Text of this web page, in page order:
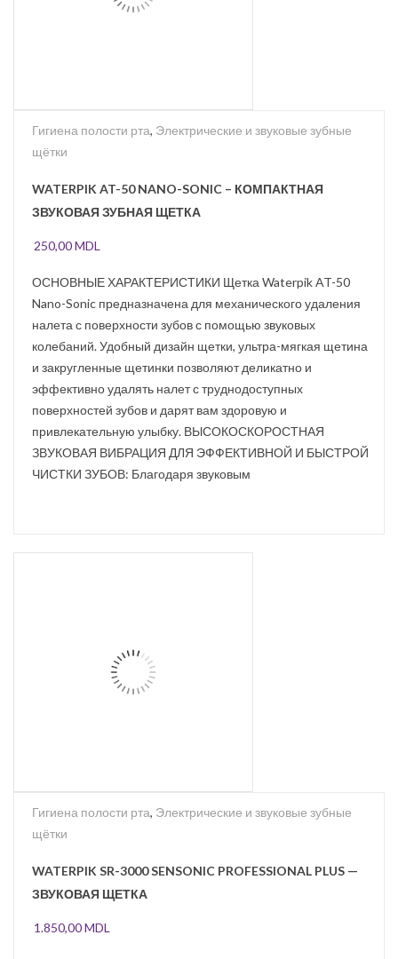
Гигиена полости рта, Электрические и звуковые зубные
щётки
WATERPIK AT-50 NANO-SONIC – КОМПАКТНАЯ
ЗВУКОВАЯ ЗУБНАЯ ЩЕТКА
250,00MDL
ОСНОВНЫЕ ХАРАКТЕРИСТИКИ Щетка Waterpik AT-50
Nano-Sonic предназначена для механического удаления
налета с поверхности зубов с помощью звуковых
колебаний. Удобный дизайн щетки, ультра-мягкая щетина
и закругленные щетинки позволяют деликатно и
эффективно удалять налет с труднодоступных
поверхностей зубов и дарят вам здоровую и
привлекательную улыбку. ВЫСОКОСКОРОСТНАЯ
ЗВУКОВАЯ ВИБРАЦИЯ ДЛЯ ЭФФЕКТИВНОЙ И БЫСТРОЙ
ЧИСТКИ ЗУБОВ: Благодаря звуковым
Гигиена полости рта, Электрические и звуковые зубные
щётки
WATERPIK SR-3000 SENSONIC PROFESSIONAL PLUS —
ЗВУКОВАЯ ЩЕТКА
1.850,00MDL